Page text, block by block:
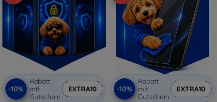
-10%
Rabatt
mit
Gutschein
EXTRA10 -10%
Rabatt
mit
Gutschein
EXTRA10